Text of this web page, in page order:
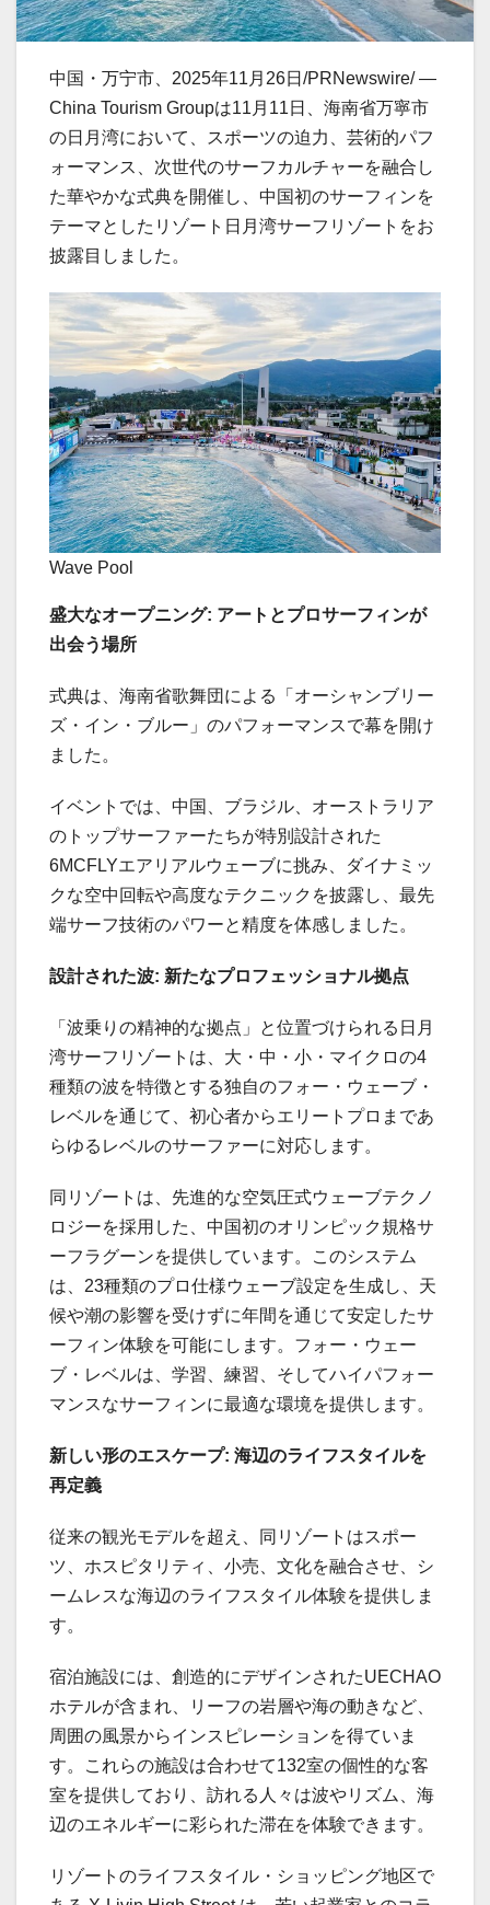
中国・万宁市、2025年11月26日/PRNewswire/ —
China Tourism Groupは11月11日、海南省万寧市
の日月湾において、スポーツの迫力、芸術的パフ
ォーマンス、次世代のサーフカルチャーを融合し
た華やかな式典を開催し、中国初のサーフィンを
テーマとしたリゾート日月湾サーフリゾートをお
披露目しました。
Wave Pool
盛大なオープニング: アートとプロサーフィンが
出会う場所
式典は、海南省歌舞団による「オーシャンブリー
ズ・イン・ブルー」のパフォーマンスで幕を開け
ました。
イベントでは、中国、ブラジル、オーストラリア
のトップサーファーたちが特別設計された
6MCFLYエアリアルウェーブに挑み、ダイナミッ
クな空中回転や高度なテクニックを披露し、最先
端サーフ技術のパワーと精度を体感しました。
設計された波: 新たなプロフェッショナル拠点
「波乗りの精神的な拠点」と位置づけられる日月
湾サーフリゾートは、大・中・小・マイクロの4
種類の波を特徴とする独自のフォー・ウェーブ・
レベルを通じて、初心者からエリートプロまであ
らゆるレベルのサーファーに対応します。
同リゾートは、先進的な空気圧式ウェーブテクノ
ロジーを採用した、中国初のオリンピック規格サ
ーフラグーンを提供しています。このシステム
は、23種類のプロ仕様ウェーブ設定を生成し、天
候や潮の影響を受けずに年間を通じて安定したサ
ーフィン体験を可能にします。フォー・ウェー
ブ・レベルは、学習、練習、そしてハイパフォー
マンスなサーフィンに最適な環境を提供します。
新しい形のエスケープ: 海辺のライフスタイルを
再定義
従来の観光モデルを超え、同リゾートはスポー
ツ、ホスピタリティ、小売、文化を融合させ、シ
ームレスな海辺のライフスタイル体験を提供しま
す。
宿泊施設には、創造的にデザインされたUECHAO
ホテルが含まれ、リーフの岩層や海の動きなど、
周囲の風景からインスピレーションを得ていま
す。これらの施設は合わせて132室の個性的な客
室を提供しており、訪れる人々は波やリズム、海
辺のエネルギーに彩られた滞在を体験できます。
リゾートのライフスタイル・ショッピング地区で